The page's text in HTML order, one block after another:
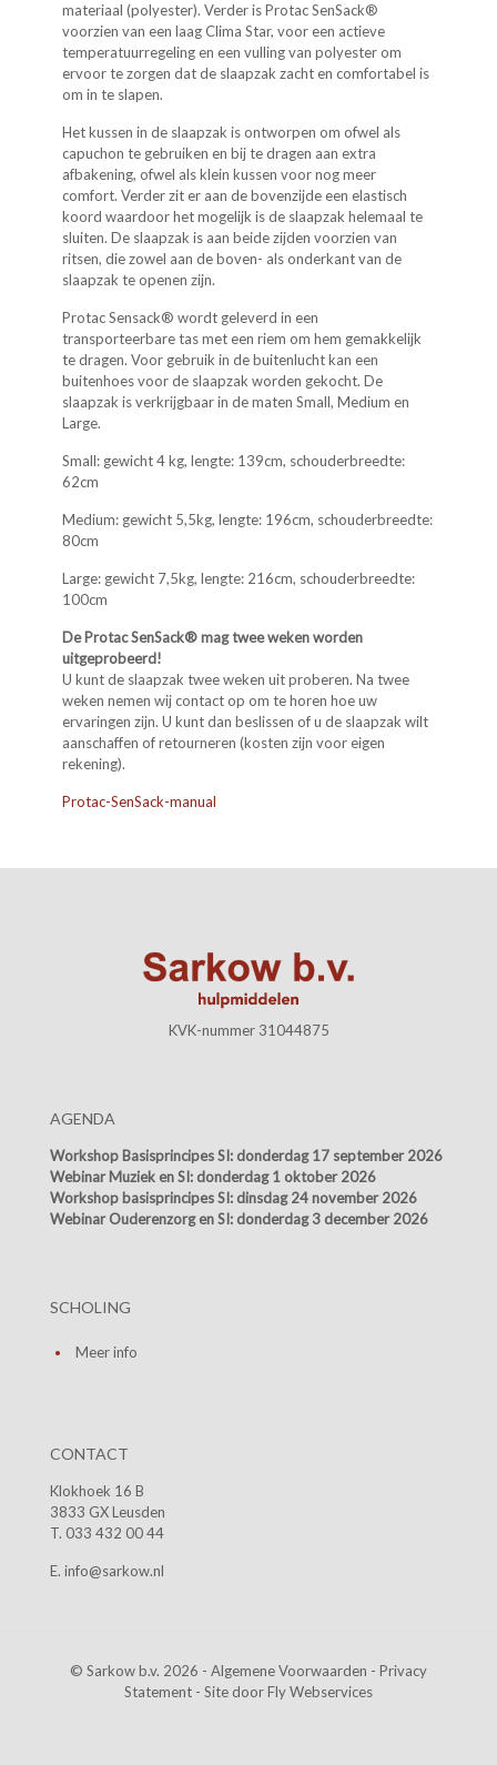
materiaal (polyester). Verder is Protac SenSack®
voorzien van een laag Clima Star, voor een actieve
temperatuurregeling en een vulling van polyester om
ervoor te zorgen dat de slaapzak zacht en comfortabel is
om in te slapen.
Het kussen in de slaapzak is ontworpen om ofwel als
capuchon te gebruiken en bij te dragen aan extra
afbakening, ofwel als klein kussen voor nog meer
comfort. Verder zit er aan de bovenzijde een elastisch
koord waardoor het mogelijk is de slaapzak helemaal te
sluiten. De slaapzak is aan beide zijden voorzien van
ritsen, die zowel aan de boven- als onderkant van de
slaapzak te openen zijn.
Protac Sensack® wordt geleverd in een
transporteerbare tas met een riem om hem gemakkelijk
te dragen. Voor gebruik in de buitenlucht kan een
buitenhoes voor de slaapzak worden gekocht. De
slaapzak is verkrijgbaar in de maten Small, Medium en
Large.
Small: gewicht 4 kg, lengte: 139cm, schouderbreedte:
62cm
Medium: gewicht 5,5kg, lengte: 196cm, schouderbreedte:
80cm
Large: gewicht 7,5kg, lengte: 216cm, schouderbreedte:
100cm
De Protac SenSack® mag twee weken worden
uitgeprobeerd!
U kunt de slaapzak twee weken uit proberen. Na twee
weken nemen wij contact op om te horen hoe uw
ervaringen zijn. U kunt dan beslissen of u de slaapzak wilt
aanschaffen of retourneren (kosten zijn voor eigen
rekening).
Protac-SenSack-manual
KVK-nummer 31044875
AGENDA
Workshop Basisprincipes SI: donderdag 17 september 2026
Webinar Muziek en SI: donderdag 1 oktober 2026
Workshop basisprincipes SI: dinsdag 24 november 2026
Webinar Ouderenzorg en SI: donderdag 3 december 2026
SCHOLING
Meer info
CONTACT
Klokhoek 16 B
3833 GX Leusden
T. 033 432 00 44
E. info@sarkow.nl
© Sarkow b.v. 2026 - Algemene Voorwaarden - Privacy
Statement - Site doorFly Webservices